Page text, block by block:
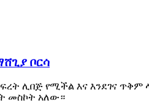
ቦርሳ
ሊበጅ የሚችል እና እንደገና ጥቅም
መስኮት አለው።